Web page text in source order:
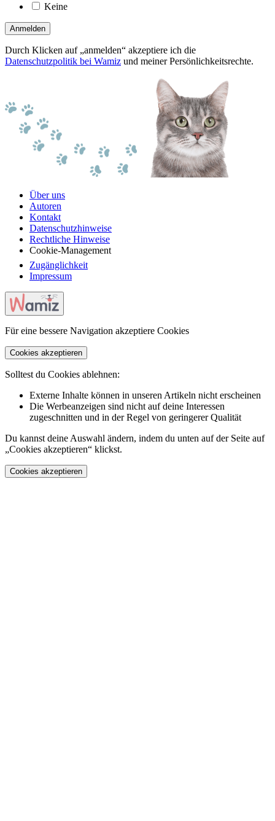
Keine
Anmelden
Durch Klicken auf „anmelden“ akzeptiere ich die
Datenschutzpolitik bei Wamiz und meiner Persönlichkeitsrechte.
Über uns
Autoren
Kontakt
Datenschutzhinweise
Rechtliche Hinweise
Cookie-Management
Zugänglichkeit
Impressum
Für eine bessere Navigation akzeptiere Cookies
Cookies akzeptieren
Solltest du Cookies ablehnen:
Externe Inhalte können in unseren Artikeln nicht erscheinen
Die Werbeanzeigen sind nicht auf deine Interessen
zugeschnitten und in der Regel von geringerer Qualität
Du kannst deine Auswahl ändern, indem du unten auf der Seite auf
„Cookies akzeptieren“ klickst.
Cookies akzeptieren